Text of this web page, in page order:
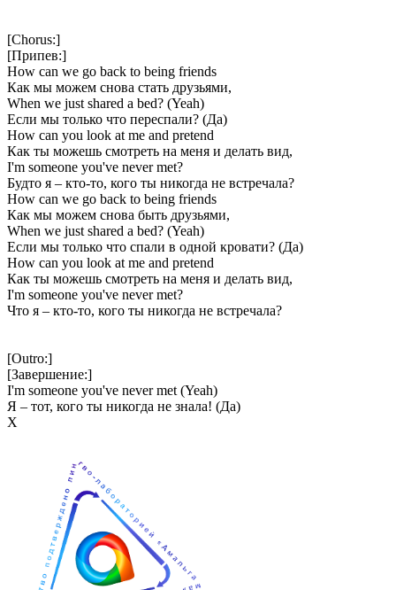
[Chorus:]
[Припев:]
How can we go back to being friends
Как мы можем снова стать друзьями,
When we just shared a bed? (Yeah)
Если мы только что переспали? (Да)
How can you look at me and pretend
Как ты можешь смотреть на меня и делать вид,
I'm someone you've never met?
Будто я – кто-то, кого ты никогда не встречала?
How can we go back to being friends
Как мы можем снова быть друзьями,
When we just shared a bed? (Yeah)
Если мы только что спали в одной кровати? (Да)
How can you look at me and pretend
Как ты можешь смотреть на меня и делать вид,
I'm someone you've never met?
Что я – кто-то, кого ты никогда не встречала?
[Outro:]
[Завершение:]
I'm someone you've never met (Yeah)
Я – тот, кого ты никогда не знала! (Да)
Х